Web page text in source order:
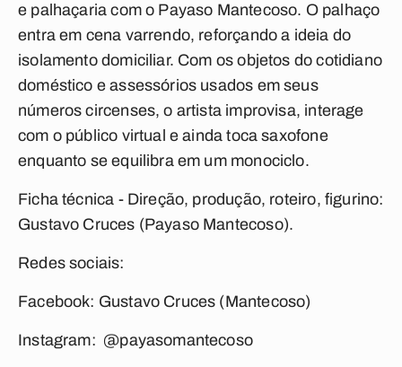
e palhaçaria com o Payaso Mantecoso. O palhaço
entra em cena varrendo, reforçando a ideia do
isolamento domiciliar. Com os objetos do cotidiano
doméstico e assessórios usados em seus
números circenses, o artista improvisa, interage
com o público virtual e ainda toca saxofone
enquanto se equilibra em um monociclo.
Ficha técnica - Direção, produção, roteiro, figurino:
Gustavo Cruces (Payaso Mantecoso).
Redes sociais:
Facebook: Gustavo Cruces (Mantecoso)
Instagram: @payasomantecoso